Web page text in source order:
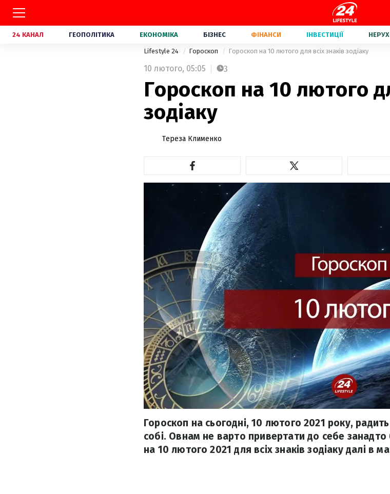
24 КАНАЛ ГЕОПОЛІТИКА ЕКОНОМІКА БІЗНЕС ФІНАНСИ ІНВЕСТИЦІЇ
Lifestyle 24 Гороскоп Гороскоп на 10 лютого для всіх знаків зодіаку
10 лютого, 05:05 3
Гороскоп на 10 лютого
зодіаку
Тереза Клименко
Гороскоп на сьогодні, 10 лютого 2021 року,
собі. Овнам не варто привертати до себе
на 10 лютого 2021 для всіх знаків зодіаку далі в